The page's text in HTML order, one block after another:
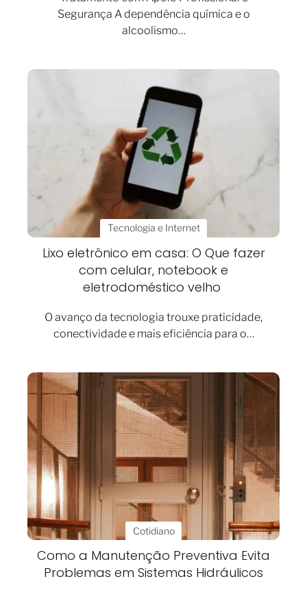
Segurança A dependência química e o
alcoolismo…
Tecnologia e Internet
Lixo eletrônico em casa: O Que fazer
com celular, notebook e
eletrodoméstico velho
O avanço da tecnologia trouxe praticidade,
conectividade e mais eficiência para o…
Cotidiano
Como a Manutenção Preventiva Evita
Problemas em Sistemas Hidráulicos